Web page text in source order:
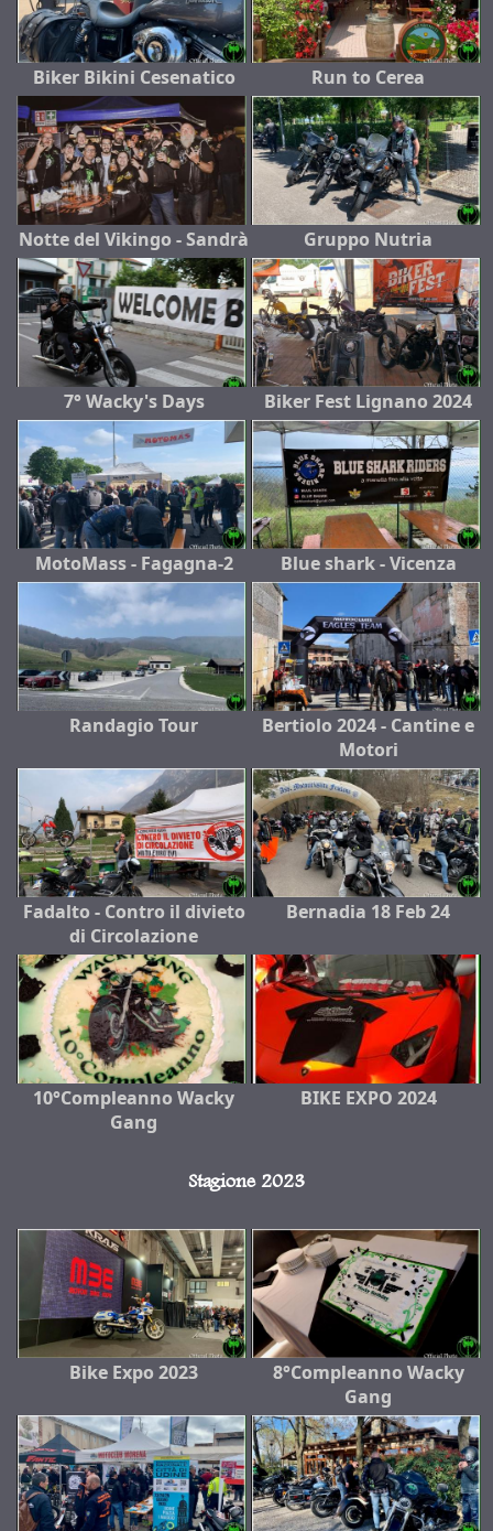
Biker Bikini Cesenatico Run to Cerea
Notte del Vikingo - Sandrà Gruppo Nutria
7° Wacky's Days Biker Fest Lignano 2024
MotoMass - Fagagna-2 Blue shark - Vicenza
Randagio Tour
Bertiolo 2024 - Cantine e
Motori
Fadalto - Contro il divieto
di Circolazione
Bernadia 18 Feb 24
10°Compleanno Wacky
Gang
BIKE EXPO 2024
Stagione 2023
Bike Expo 2023
8°Compleanno Wacky
Gang